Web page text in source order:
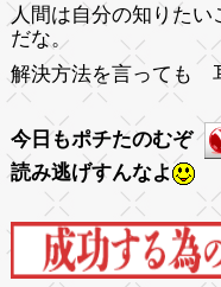
人間は自分の知りたい
だな。
解決方法を言っても
今日もポチたのむぞ
読み逃げすんなよ